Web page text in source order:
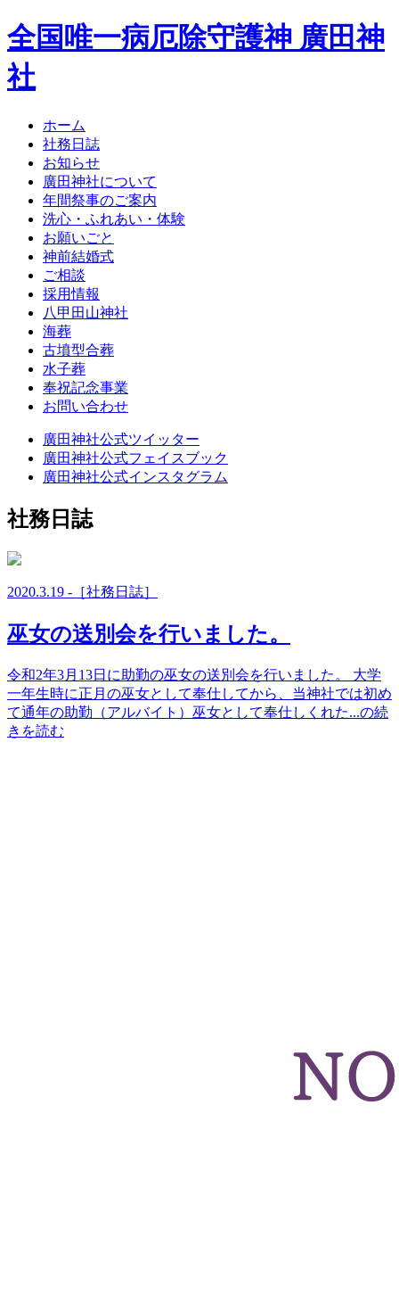
全国唯一病厄除守護神 廣田神
社
ホーム
社務日誌
お知らせ
廣田神社について
年間祭事のご案内
洗心・ふれあい・体験
お願いごと
神前結婚式
ご相談
採用情報
八甲田山神社
海葬
古墳型合葬
水子葬
奉祝記念事業
お問い合わせ
廣田神社公式ツイッター
廣田神社公式フェイスブック
廣田神社公式インスタグラム
社務日誌
2020.3.19 -［社務日誌］
巫女の送別会を行いました。
令和2年3月13日に助勤の巫女の送別会を行いました。 大学
一年生時に正月の巫女として奉仕してから、当神社では初め
て通年の助勤（アルバイト）巫女として奉仕しくれた...の続
きを読む